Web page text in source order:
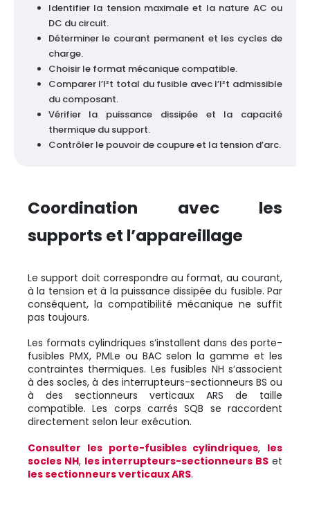
Identifier la tension maximale et la nature AC ou
DC du circuit.
Déterminer le courant permanent et les cycles de
charge.
Choisir le format mécanique compatible.
Comparer l’I²t total du fusible avec l’I²t admissible
du composant.
Vérifier la puissance dissipée et la capacité
thermique du support.
Contrôler le pouvoir de coupure et la tension d’arc.
Coordination avec les
supports et l’appareillage
Le support doit correspondre au format, au courant,
à la tension et à la puissance dissipée du fusible. Par
conséquent, la compatibilité mécanique ne suffit
pas toujours.
Les formats cylindriques s’installent dans des porte-
fusibles PMX, PMLe ou BAC selon la gamme et les
contraintes thermiques. Les fusibles NH s’associent
à des socles, à des interrupteurs-sectionneurs BS ou
à des sectionneurs verticaux ARS de taille
compatible. Les corps carrés SQB se raccordent
directement selon leur exécution.
Consulter les porte-fusibles cylindriques, les
socles NH, les interrupteurs-sectionneurs BS et
les sectionneurs verticaux ARS.